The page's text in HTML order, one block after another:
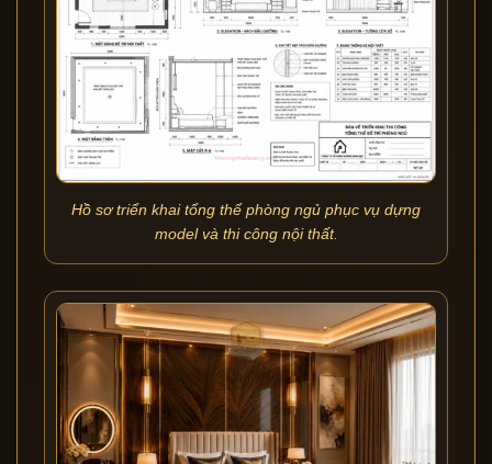
Hồ sơ triển khai tổng thể phòng ngủ phục vụ dựng
model và thi công nội thất.